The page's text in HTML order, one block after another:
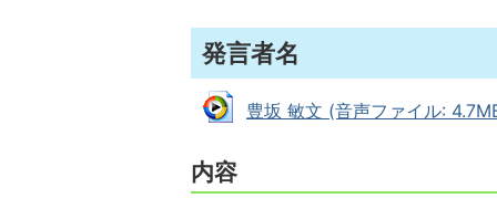
発言者名
豊坂 敏文 (音声ファイル:
内容